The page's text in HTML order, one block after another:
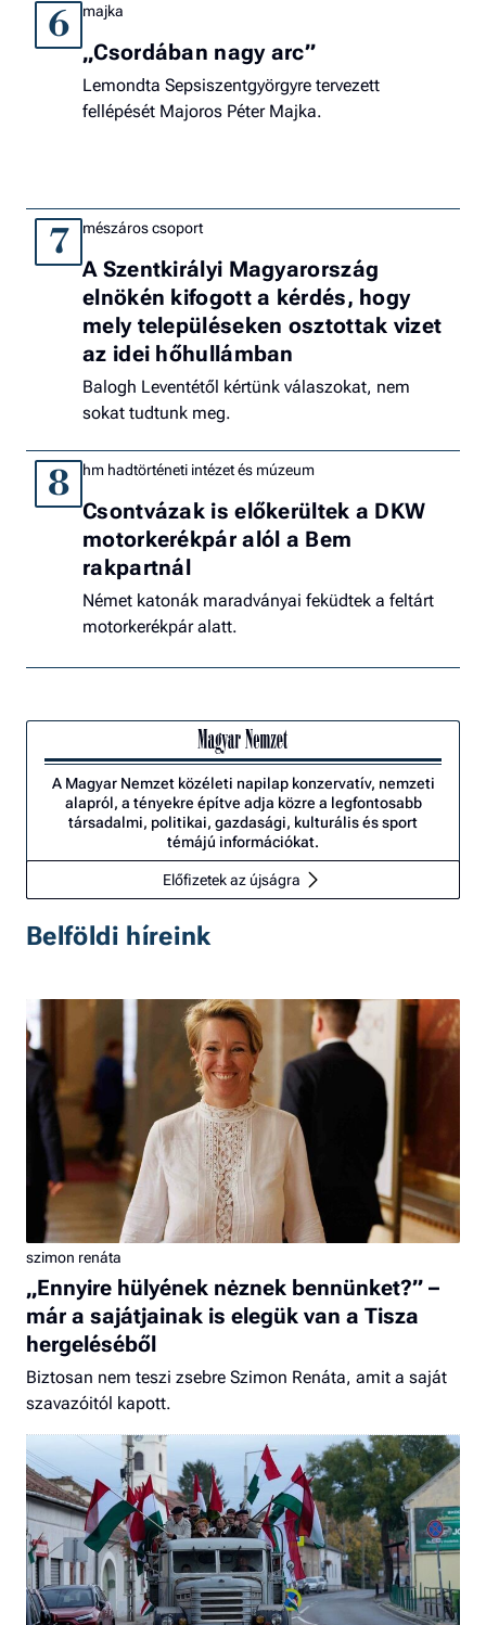
6 majka
„Csordában nagy arc”
Lemondta Sepsiszentgyörgyre tervezett
fellépését Majoros Péter Majka.
7 mészáros csoport
A Szentkirályi Magyarország
elnökén kifogott a kérdés, hogy
mely településeken osztottak vizet
az idei hőhullámban
Balogh Leventétől kértünk válaszokat, nem
sokat tudtunk meg.
8 hm hadtörténeti intézet és múzeum
Csontvázak is előkerültek a DKW
motorkerékpár alól a Bem
rakpartnál
Német katonák maradványai feküdtek a feltárt
motorkerékpár alatt.
A Magyar Nemzet közéleti napilap konzervatív, nemzeti
alapról, a tényekre építve adja közre a legfontosabb
társadalmi, politikai, gazdasági, kulturális és sport
témájú információkat.
Előfizetek az újságra
Belföldi híreink
szimon renáta
„Ennyire hülyének nėznek bennünket?” –
már a sajátjainak is elegük van a Tisza
hergeléséből
Biztosan nem teszi zsebre Szimon Renáta, amit a saját
szavazóitól kapott.